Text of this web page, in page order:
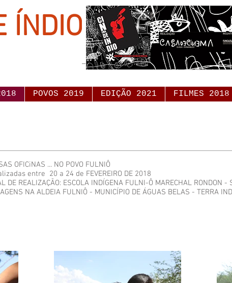
ÍNDIO
POVOS 2019 EDIÇÃO 2021 FILMES 2018
OFICiNAS ... NO POVO FULNIÔ
entre ​ 20 a 24 de FEVEREIRO DE 2018
DE REALIZAÇÃO: ESCOLA INDÍGENA FULNI-Ô MARECHAL RONDON -
NA ALDEIA FULNIÔ - MUNICÍPIO DE ÁGUAS BELAS - TERRA